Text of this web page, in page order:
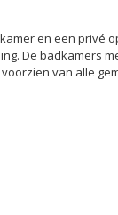
en een privé
De badkamers
van alle